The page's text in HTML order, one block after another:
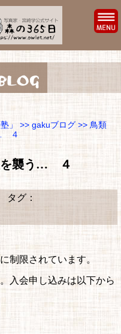
」 >> gakuブログ >> 鳥類
４
を襲う… ４
タグ：
制限されています。
入会申し込みは以下から